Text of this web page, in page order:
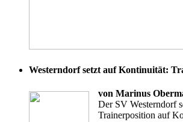
Westerndorf setzt auf Kontinuität:
von Marinus
Der SV Westerndorf
Trainerposition auf